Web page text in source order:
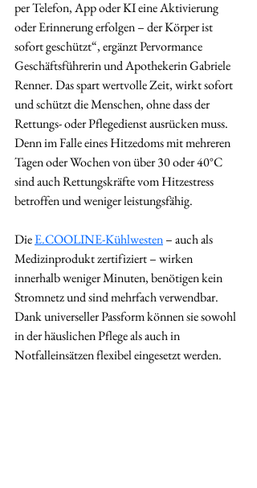
per Telefon, App oder KI eine Aktivierung
oder Erinnerung erfolgen – der Körper ist
sofort geschützt“, ergänzt Pervormance
Geschäftsführerin und Apothekerin Gabriele
Renner. Das spart wertvolle Zeit, wirkt sofort
und schützt die Menschen, ohne dass der
Rettungs- oder Pflegedienst ausrücken muss.
Denn im Falle eines Hitzedoms mit mehreren
Tagen oder Wochen von über 30 oder 40°C
sind auch Rettungskräfte vom Hitzestress
betroffen und weniger leistungsfähig.
Die E.COOLINE-Kühlwesten – auch als
Medizinprodukt zertifiziert – wirken
innerhalb weniger Minuten, benötigen kein
Stromnetz und sind mehrfach verwendbar.
Dank universeller Passform können sie sowohl
in der häuslichen Pflege als auch in
Notfalleinsätzen flexibel eingesetzt werden.